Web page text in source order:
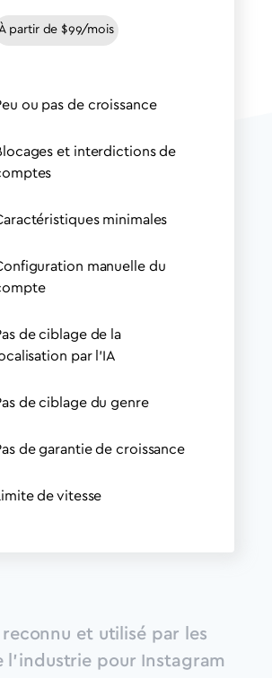
partir de $99/mois
ou pas de croissance
et interdictions de
minimales
manuelle du
de ciblage de la
par l'IA
de ciblage du genre
de garantie de croissance
de vitesse
reconnu et utilisé par les
l'industrie pour Instagram